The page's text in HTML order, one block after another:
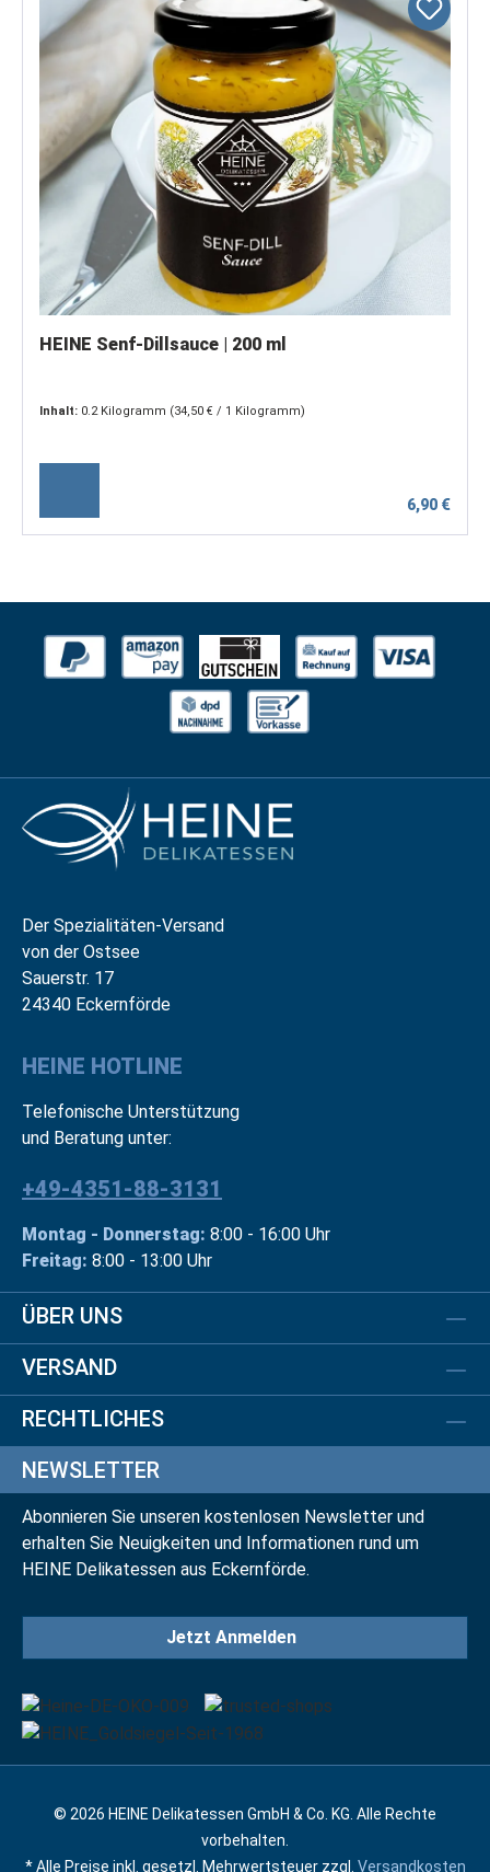
HEINE Senf-Dillsauce | 200 ml
Inhalt: 0.2 Kilogramm (34,50 € / 1 Kilogramm)
6,90 €
Der Spezialitäten-Versand
von der Ostsee
Sauerstr. 17
24340 Eckernförde
HEINE HOTLINE
Telefonische Unterstützung
und Beratung unter:
+49-4351-88-3131
Montag - Donnerstag: 8:00 - 16:00 Uhr
Freitag: 8:00 - 13:00 Uhr
ÜBER UNS
VERSAND
RECHTLICHES
NEWSLETTER
Abonnieren Sie unseren kostenlosen Newsletter und
erhalten Sie Neuigkeiten und Informationen rund um
HEINE Delikatessen aus Eckernförde.
Jetzt Anmelden
© 2026 HEINE Delikatessen GmbH & Co. KG. Alle Rechte
vorbehalten.
* Alle Preise inkl. gesetzl. Mehrwertsteuer zzgl. Versandkosten